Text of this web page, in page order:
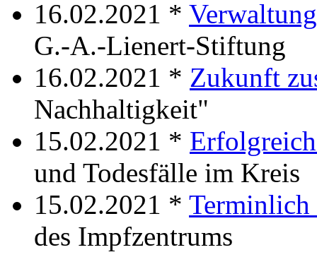
16.02.2021 *
G.-A.-Lienert-Stiftung
16.02.2021 * Zukunft
Nachhaltigkeit"
15.02.2021 *
und Todesfälle im Kreis
15.02.2021 * Terminlich
des Impfzentrums